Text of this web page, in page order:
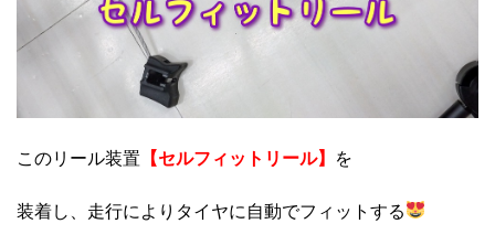
このリール装置 【セルフィットリール】 を
装着し、走行によりタイヤに自動でフィットする